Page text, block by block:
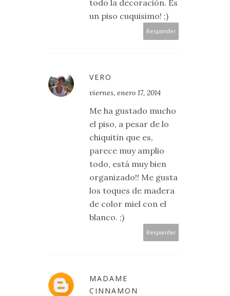
todo la decoración. Es
un piso cuquisimo! ;)
Responder
VERO
viernes, enero 17, 2014
Me ha gustado mucho
el piso, a pesar de lo
chiquitín que es,
parece muy amplio
todo, está muy bien
organizado!! Me gusta
los toques de madera
de color miel con el
blanco. ;)
Responder
MADAME
CINNAMON